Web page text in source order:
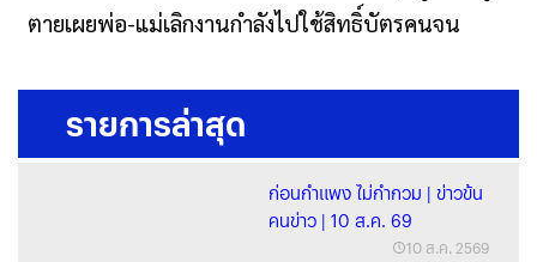
ตายเผยพ่อ-แม่เลิกงานกำลังไปใช้สิทธิ์บัตรคนจน
รายการล่าสุด
ก่อนกำแพง ไม่กำกวม | ข่าวข้น
คนข่าว | 10 ส.ค. 69
10 ส.ค. 2569